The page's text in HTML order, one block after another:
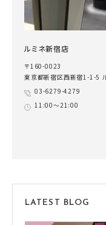
ルミネ新宿店
〒160-0023
東京都新宿区西新宿1-1-5
03-6279-4279
11:00～21:00
LATEST BLOG